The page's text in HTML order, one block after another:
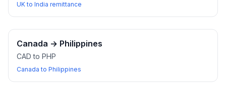
UK to India remittance
Canada → Philippines
CAD to PHP
Canada to Philippines